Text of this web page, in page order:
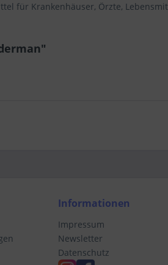
für Krankenhäuser, Örzte,
Informationen
Impressum
Newsletter
Datenschutz